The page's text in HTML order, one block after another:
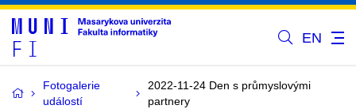
EN
Fotogalerie
událostí
2022-11-24 Den s průmyslovými
partnery